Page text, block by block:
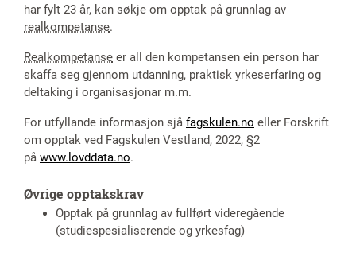
har fylt 23 år, kan søkje om opptak på grunnlag av
realkompetanse.
Realkompetanse er all den kompetansen ein person har
skaffa seg gjennom utdanning, praktisk yrkeserfaring og
deltaking i organisasjonar m.m.
For utfyllande informasjon sjå fagskulen.no eller Forskrift
om opptak ved Fagskulen Vestland, 2022, §2
på www.lovddata.no.
Øvrige opptakskrav
Opptak på grunnlag av fullført videregående
(studiespesialiserende og yrkesfag)